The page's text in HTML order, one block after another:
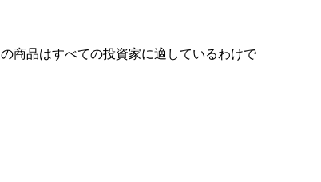
商品はすべての投資家に適しているわけで